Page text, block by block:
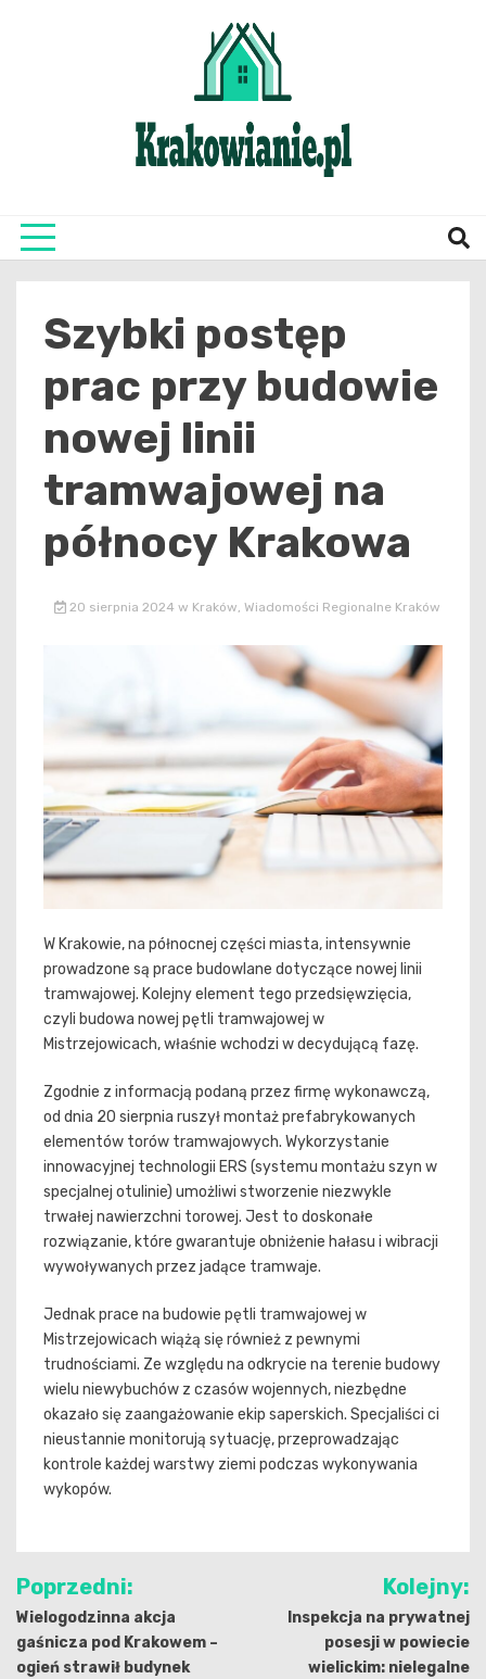
Szybki postęp
prac przy budowie
nowej linii
tramwajowej na
północy Krakowa
20 sierpnia 2024 w Kraków, Wiadomości Regionalne Kraków
W Krakowie, na północnej części miasta, intensywnie
prowadzone są prace budowlane dotyczące nowej linii
tramwajowej. Kolejny element tego przedsięwzięcia,
czyli budowa nowej pętli tramwajowej w
Mistrzejowicach, właśnie wchodzi w decydującą fazę.
Zgodnie z informacją podaną przez firmę wykonawczą,
od dnia 20 sierpnia ruszył montaż prefabrykowanych
elementów torów tramwajowych. Wykorzystanie
innowacyjnej technologii ERS (systemu montażu szyn w
specjalnej otulinie) umożliwi stworzenie niezwykle
trwałej nawierzchni torowej. Jest to doskonałe
rozwiązanie, które gwarantuje obniżenie hałasu i wibracji
wywoływanych przez jadące tramwaje.
Jednak prace na budowie pętli tramwajowej w
Mistrzejowicach wiążą się również z pewnymi
trudnościami. Ze względu na odkrycie na terenie budowy
wielu niewybuchów z czasów wojennych, niezbędne
okazało się zaangażowanie ekip saperskich. Specjaliści ci
nieustannie monitorują sytuację, przeprowadzając
kontrole każdej warstwy ziemi podczas wykonywania
wykopów.
Nawigacja
wpisu
Poprzedni:
Wielogodzinna akcja
gaśnicza pod Krakowem –
ogień strawił budynek
Kolejny:
Inspekcja na prywatnej
posesji w powiecie
wielickim: nielegalne